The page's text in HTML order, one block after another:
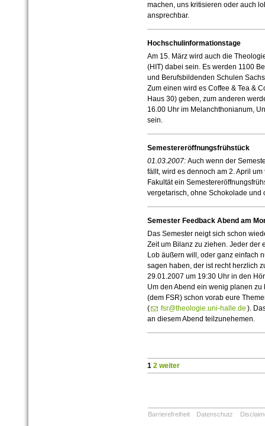
machen, uns kritisieren oder auch
ansprechbar.
Hochschulinformationstage
Am 15. März wird auch die
(HIT) dabei sein. Es werden 1100
und Berufsbildenden Schulen
Zum einen wird es Coffee & Tea &
Haus 30) geben, zum anderen
16.00 Uhr im Melanchthonianum,
sein.
Semestereröffnungsfrühstück
01.03.2007: Auch wenn der
fällt, wird es dennoch am 2. April
Fakultät ein
vergetarisch, ohne Schokolade und
Semester Feedback Abend am
Das Semester neigt sich schon
Zeit um Bilanz zu ziehen. Jeder der
Lob äußern will, oder ganz einfach
sagen haben, der ist recht herzlich
29.01.2007 um 19:30 Uhr in den
Um den Abend ein wenig planen
(dem FSR) schon vorab eure
(
fsr@theologie.uni-halle.de ).
an diesem Abend teilzunehemen.
1 2 weiter
Barrierefreiheit Datenschutz